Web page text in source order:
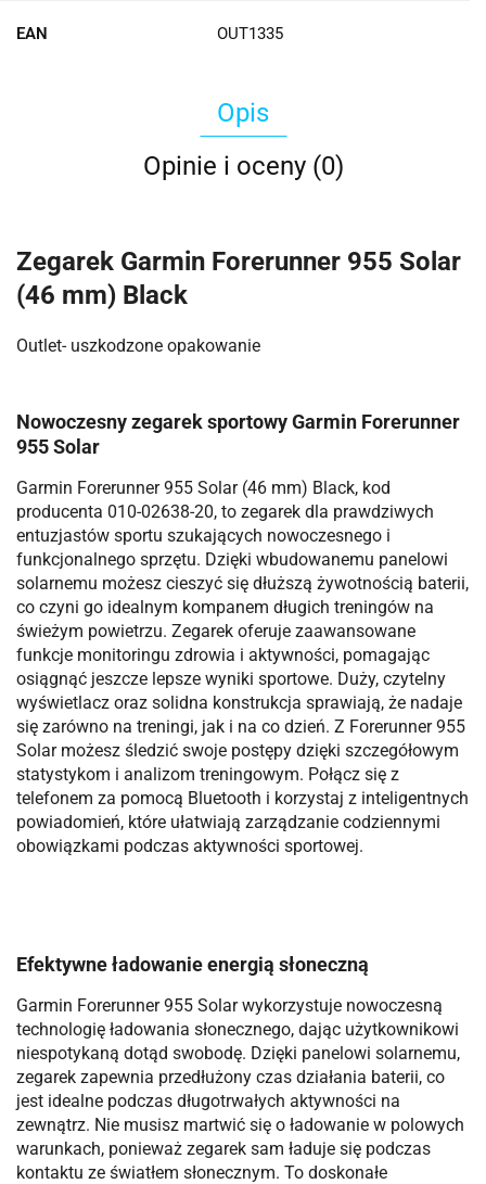
EAN OUT1335
Opis
Opinie i oceny (0)
Zegarek Garmin Forerunner 955 Solar
(46 mm) Black
Outlet- uszkodzone opakowanie
Nowoczesny zegarek sportowy Garmin Forerunner
955 Solar
Garmin Forerunner 955 Solar (46 mm) Black, kod
producenta 010-02638-20, to zegarek dla prawdziwych
entuzjastów sportu szukających nowoczesnego i
funkcjonalnego sprzętu. Dzięki wbudowanemu panelowi
solarnemu możesz cieszyć się dłuższą żywotnością baterii,
co czyni go idealnym kompanem długich treningów na
świeżym powietrzu. Zegarek oferuje zaawansowane
funkcje monitoringu zdrowia i aktywności, pomagając
osiągnąć jeszcze lepsze wyniki sportowe. Duży, czytelny
wyświetlacz oraz solidna konstrukcja sprawiają, że nadaje
się zarówno na treningi, jak i na co dzień. Z Forerunner 955
Solar możesz śledzić swoje postępy dzięki szczegółowym
statystykom i analizom treningowym. Połącz się z
telefonem za pomocą Bluetooth i korzystaj z inteligentnych
powiadomień, które ułatwiają zarządzanie codziennymi
obowiązkami podczas aktywności sportowej.
Efektywne ładowanie energią słoneczną
Garmin Forerunner 955 Solar wykorzystuje nowoczesną
technologię ładowania słonecznego, dając użytkownikowi
niespotykaną dotąd swobodę. Dzięki panelowi solarnemu,
zegarek zapewnia przedłużony czas działania baterii, co
jest idealne podczas długotrwałych aktywności na
zewnątrz. Nie musisz martwić się o ładowanie w polowych
warunkach, ponieważ zegarek sam ładuje się podczas
kontaktu ze światłem słonecznym. To doskonałe